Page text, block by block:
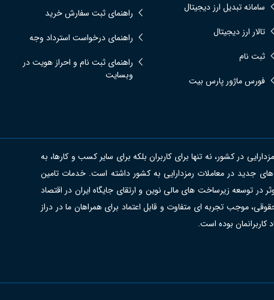
سامانه تبدیل ارز دیجیتال
تالار ارز دیجیتال
ثبت نام
فورس ماژور پارس بیت
راهنمای ثبت سفارش خرید
راهنمای درخواست استرداد وجه
راهنمای ثبت نام و احراز هویت در
وبسایت
در کشور، نه تنها برای کاربران بلکه برای سایر کسب و کارها، به
جدید در معاملات رمزدارایی به کشور داشته است. خدمات تامین
در توسعه زیرساخت های مالی نوین و ارتقای جایگاه ایران در اقتصاد
موجب تجربه ای متفاوت و قابل اعتماد برای همراهان ما در دراز
کاربرانمان بوده است.